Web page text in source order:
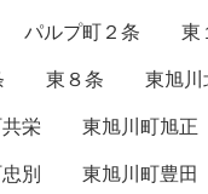
パルプ町２条 東
東８条 東旭
栄 東旭川町旭正
別 東旭川町豊田